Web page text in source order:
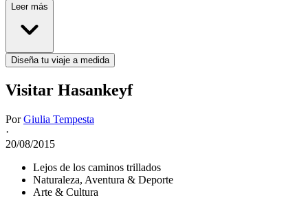
Leer más
Diseña tu viaje a medida
Visitar Hasankeyf
PorGiulia Tempesta
·
20/08/2015
Lejos de los caminos trillados
Naturaleza, Aventura & Deporte
Arte & Cultura